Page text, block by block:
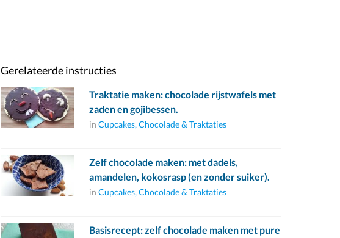
Gerelateerde instructies
Traktatie maken: chocolade rijstwafels met
zaden en gojibessen.
in Cupcakes, Chocolade & Traktaties
Zelf chocolade maken: met dadels,
amandelen, kokosrasp (en zonder suiker).
in Cupcakes, Chocolade & Traktaties
Basisrecept: zelf chocolade maken met pure